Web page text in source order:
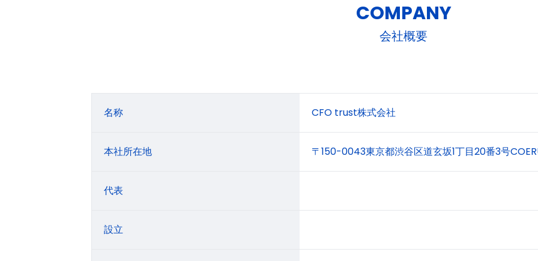
COMPANY
会社概要
名称 CFO trust株式会社
本社所在地 〒150-0043東京都渋谷区道玄坂1丁目20番3号
代表
設立